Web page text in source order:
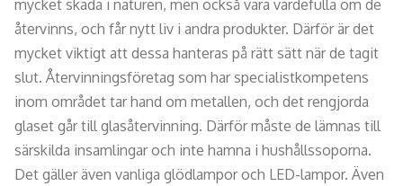
mycket skada i naturen, men också vara värdefulla om de
återvinns, och får nytt liv i andra produkter. Därför är det
mycket viktigt att dessa hanteras på rätt sätt när de tagit
slut. Återvinningsföretag som har specialistkompetens
inom området tar hand om metallen, och det rengjorda
glaset går till glasåtervinning. Därför måste de lämnas till
särskilda insamlingar och inte hamna i hushållssoporna.
Det gäller även vanliga glödlampor och LED-lampor. Även